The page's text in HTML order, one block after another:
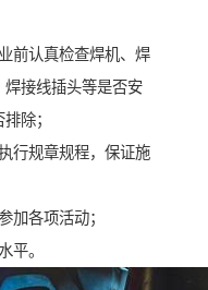
前认真检查焊机、焊
接线插头等是否安
除；
行规章规程，保证施
加各项活动；
平。